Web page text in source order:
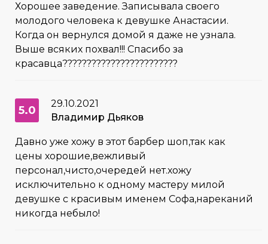
Хорошее заведение. Записывала своего
молодого человека к девушке Анастасии.
Когда он вернулся домой я даже не узнала.
Выше всяких похвал!!! Спасибо за
красавца????????????????????????
5.0
29.10.2021
Владимир Дьяков
Давно уже хожу в этот барбер шоп,так как
цены хорошие,вежливый
персонал,чисто,очередей нет.хожу
исключительно к одному мастеру милой
девушке с красивым именем Софа,нареканий
никогда небыло!